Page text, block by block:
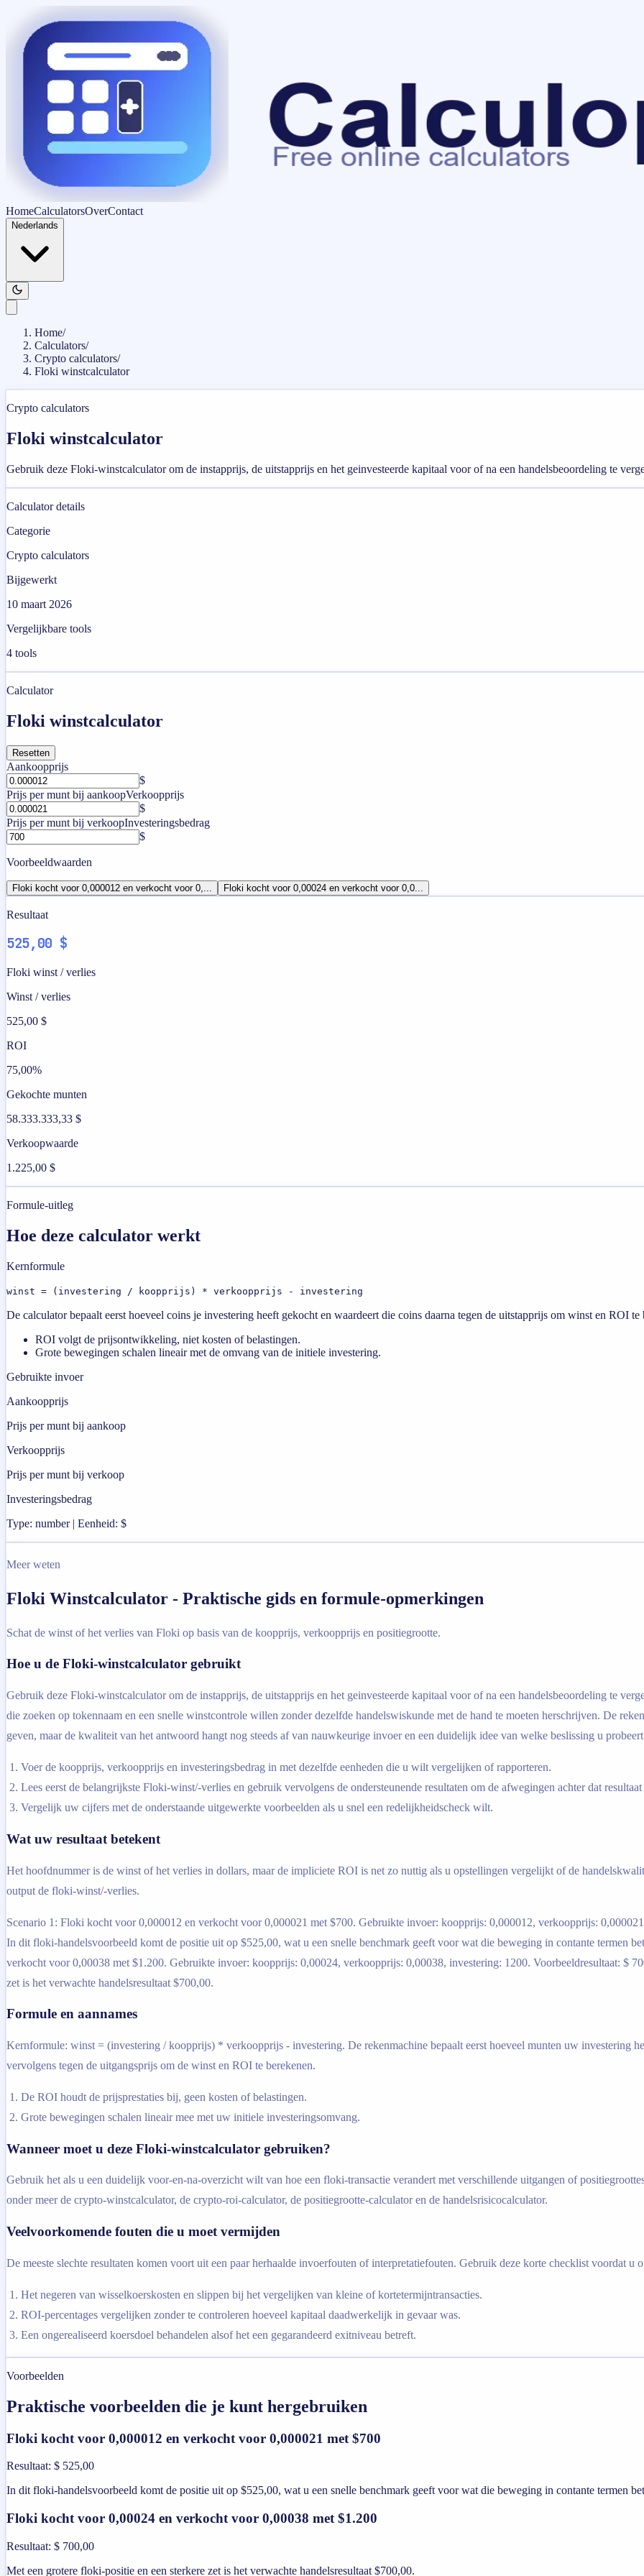
HomeCalculatorsOverContact
Nederlands
Home/
Calculators/
Crypto calculators/
Floki winstcalculator
Crypto calculators
Floki winstcalculator
Gebruik deze Floki-winstcalculator om de instapprijs, de uitstapprijs en het geinvesteerde kapitaal voor of na een handelsbeoordeling te
Calculator details
Categorie
Crypto calculators
Bijgewerkt
10 maart 2026
Vergelijkbare tools
4 tools
Calculator
Floki winstcalculator
Resetten
Aankoopprijs
$
Prijs per munt bij aankoopVerkoopprijs
$
Prijs per munt bij verkoopInvesteringsbedrag
$
Voorbeeldwaarden
Floki kocht voor 0,000012 en verkocht voor 0,... Floki kocht voor 0,00024 en verkocht voor 0,0...
Resultaat
525,00 $
Floki winst / verlies
Winst / verlies
525,00 $
ROI
75,00%
Gekochte munten
58.333.333,33 $
Verkoopwaarde
1.225,00 $
Formule-uitleg
Hoe deze calculator werkt
Kernformule
winst = (investering / koopprijs) * verkoopprijs - investering
De calculator bepaalt eerst hoeveel coins je investering heeft gekocht en waardeert die coins daarna tegen de uitstapprijs om winst en ROI te
ROI volgt de prijsontwikkeling, niet kosten of belastingen.
Grote bewegingen schalen lineair met de omvang van de initiele investering.
Gebruikte invoer
Aankoopprijs
Prijs per munt bij aankoop
Verkoopprijs
Prijs per munt bij verkoop
Investeringsbedrag
Type: number | Eenheid: $
Meer weten
Floki Winstcalculator - Praktische gids en formule-opmerkingen
Schat de winst of het verlies van Floki op basis van de koopprijs, verkoopprijs en positiegrootte.
Hoe u de Floki-winstcalculator gebruikt
Gebruik deze Floki-winstcalculator om de instapprijs, de uitstapprijs en het geinvesteerde kapitaal voor of na een handelsbeoordeling te
die zoeken op tokennaam en een snelle winstcontrole willen zonder dezelfde handelswiskunde met de hand te moeten herschrijven. De
geven, maar de kwaliteit van het antwoord hangt nog steeds af van nauwkeurige invoer en een duidelijk idee van welke beslissing u
Voer de koopprijs, verkoopprijs en investeringsbedrag in met dezelfde eenheden die u wilt vergelijken of rapporteren.
Lees eerst de belangrijkste Floki-winst/-verlies en gebruik vervolgens de ondersteunende resultaten om de afwegingen achter dat
Vergelijk uw cijfers met de onderstaande uitgewerkte voorbeelden als u snel een redelijkheidscheck wilt.
Wat uw resultaat betekent
Het hoofdnummer is de winst of het verlies in dollars, maar de impliciete ROI is net zo nuttig als u opstellingen vergelijkt of de
output de floki-winst/-verlies.
Scenario 1: Floki kocht voor 0,000012 en verkocht voor 0,000021 met $700. Gebruikte invoer: koopprijs: 0,000012, verkoopprijs:
In dit floki-handelsvoorbeeld komt de positie uit op $525,00, wat u een snelle benchmark geeft voor wat die beweging in contante termen
verkocht voor 0,00038 met $1.200. Gebruikte invoer: koopprijs: 0,00024, verkoopprijs: 0,00038, investering: 1200. Voorbeeldresultaat: $
zet is het verwachte handelsresultaat $700,00.
Formule en aannames
Kernformule: winst = (investering / koopprijs) * verkoopprijs - investering. De rekenmachine bepaalt eerst hoeveel munten uw investering
vervolgens tegen de uitgangsprijs om de winst en ROI te berekenen.
De ROI houdt de prijsprestaties bij, geen kosten of belastingen.
Grote bewegingen schalen lineair mee met uw initiele investeringsomvang.
Wanneer moet u deze Floki-winstcalculator gebruiken?
Gebruik het als u een duidelijk voor-en-na-overzicht wilt van hoe een floki-transactie verandert met verschillende uitgangen of
onder meer de crypto-winstcalculator, de crypto-roi-calculator, de positiegrootte-calculator en de handelsrisicocalculator.
Veelvoorkomende fouten die u moet vermijden
De meeste slechte resultaten komen voort uit een paar herhaalde invoerfouten of interpretatiefouten. Gebruik deze korte checklist voordat u
Het negeren van wisselkoerskosten en slippen bij het vergelijken van kleine of kortetermijntransacties.
ROI-percentages vergelijken zonder te controleren hoeveel kapitaal daadwerkelijk in gevaar was.
Een ongerealiseerd koersdoel behandelen alsof het een gegarandeerd exitniveau betreft.
Voorbeelden
Praktische voorbeelden die je kunt hergebruiken
Floki kocht voor 0,000012 en verkocht voor 0,000021 met $700
Resultaat: $ 525,00
In dit floki-handelsvoorbeeld komt de positie uit op $525,00, wat u een snelle benchmark geeft voor wat die beweging in contante termen
Floki kocht voor 0,00024 en verkocht voor 0,00038 met $1.200
Resultaat: $ 700,00
Met een grotere floki-positie en een sterkere zet is het verwachte handelsresultaat $700,00.